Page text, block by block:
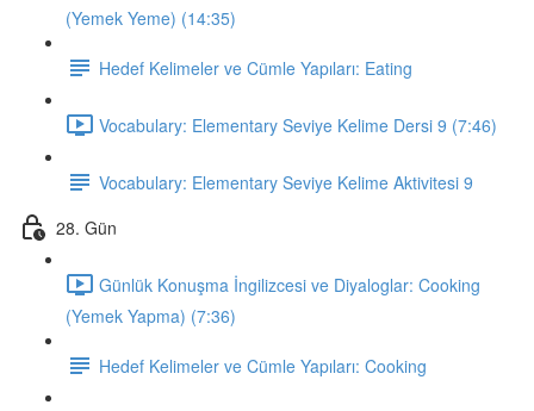
(Yemek Yeme) (14:35)
Hedef Kelimeler ve Cümle Yapıları: Eating
Vocabulary: Elementary Seviye Kelime Dersi 9 (7:46)
Vocabulary: Elementary Seviye Kelime Aktivitesi 9
28. Gün
Günlük Konuşma İngilizcesi ve Diyaloglar: Cooking
(Yemek Yapma) (7:36)
Hedef Kelimeler ve Cümle Yapıları: Cooking